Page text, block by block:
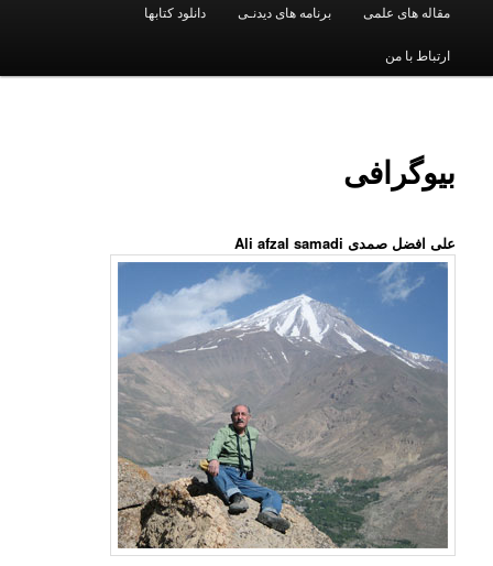
مقاله های علمی برنامه های دیدنـی دانلود کتابها
ارتباط با من
بیوگرافی
علی افضل صمدی Ali afzal samadi